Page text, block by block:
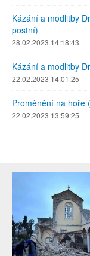
Kázání a modlitby
postní)
28.02.2023 14:18:43
Kázání a modlitby
22.02.2023 14:01:25
Proměnění na hoře
22.02.2023 13:59:25